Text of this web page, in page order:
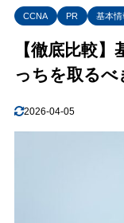
CCNA PR 基本
【徹底比較
っちを取るべ
2026-04-05
2.1 基本情報技術
2.2 基本技術者試
2.3 基本技術者試
2.5 CCNAの難易度
基本情報技術者
CCNA・基本